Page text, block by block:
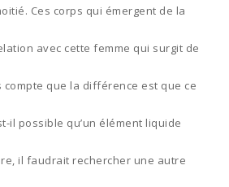
Ces corps qui émergent de la
avec cette femme qui surgit de
compte que la différence est que ce
il possible qu’un élément liquide
il faudrait rechercher une autre